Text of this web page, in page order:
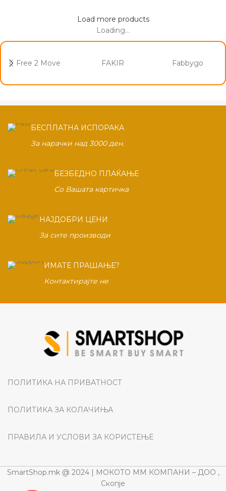
Load more products
Loading...
Free 2 Move FAKIR Fabbygo
БЕСПЛАТНА ИСПОРАКА
За нарачки над 3000 ден.
БЕЗБЕДНО ПЛАЌАЊЕ
Со Вашата картичка
НАЈДОБРИ ЦЕНИ
За сите производи
ИМАТЕ ПРАШАЊЕ?
Контактирајте не
ПОЛИТИКА НА ПРИВАТНОСТ
ПОЛИТИКА ЗА КОЛАЧИЊА
ПРАВИЛА И УСЛОВИ ЗА КОРИСТЕЊЕ
SmartShop.mk @ 2024 | МОКОТО ММ КОМПАНИ – ДОО ,
Скопје